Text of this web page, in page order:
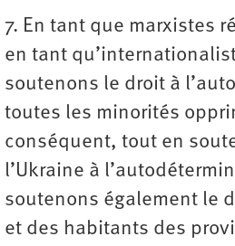
7. En tant que marxistes
en tant
soutenons le droit à
toutes les minorités
conséquent, tout en
l’Ukraine à
soutenons également le
et des habitants des